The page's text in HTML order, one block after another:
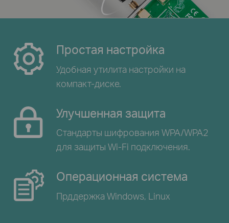
Простая настройка
Удобная утилита настройки на
компакт-диске.
Улучшенная защита
Стандарты шифрования WPA/WPA2
для защиты Wi-Fi подключения.
Операционная система
Прддержка Windows, Linux